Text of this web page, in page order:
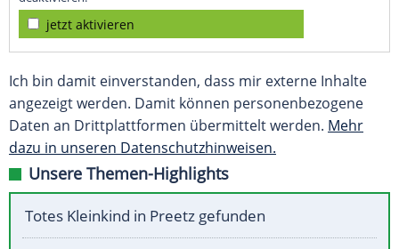
jetzt aktivieren
Ich bin damit einverstanden, dass mir externe Inhalte
angezeigt werden. Damit können personenbezogene
Daten an Drittplattformen übermittelt werden. Mehr
dazu in unseren Datenschutzhinweisen.
Unsere Themen-Highlights
Totes Kleinkind in Preetz gefunden